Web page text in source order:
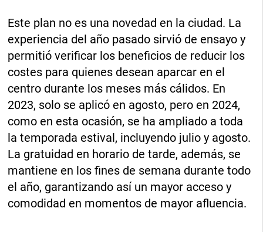
Este plan no es una novedad en la ciudad. La
experiencia del año pasado sirvió de ensayo y
permitió verificar los beneficios de reducir los
costes para quienes desean aparcar en el
centro durante los meses más cálidos. En
2023, solo se aplicó en agosto, pero en 2024,
como en esta ocasión, se ha ampliado a toda
la temporada estival, incluyendo julio y agosto.
La gratuidad en horario de tarde, además, se
mantiene en los fines de semana durante todo
el año, garantizando así un mayor acceso y
comodidad en momentos de mayor afluencia.